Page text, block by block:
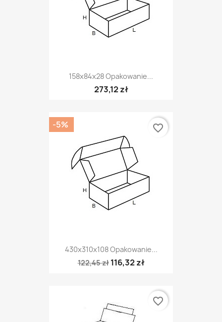
158x84x28 Opakowanie...
273,12 zł
430x310x108 Opakowanie...
122,45 zł 116,32 zł
-5% favorite_border
favorite_border